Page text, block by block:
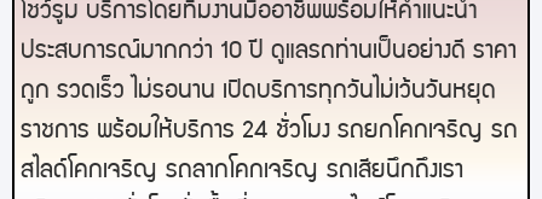
โชว์รูม บริการโดยทีมงานมืออาชีพพร้อมให้คำแนะนำ
ประสบการณ์มากกว่า 10 ปี ดูแลรถท่านเป็นอย่างดี ราคา
ถูก รวดเร็ว ไม่รอนาน เปิดบริการทุกวันไม่เว้นวันหยุด
ราชการ พร้อมให้บริการ 24 ชั่วโมง รถยกโคกเจริญ รถ
สไลด์โคกเจริญ รถลากโคกเจริญ รถเสียนึกถึงเรา